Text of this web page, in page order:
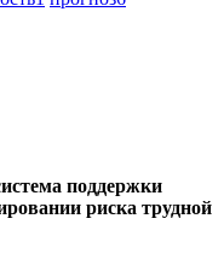
поддержки
риска трудной